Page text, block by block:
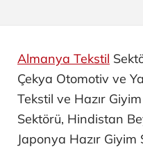
Almanya Tekstil
Çekya Otomotiv ve
Tekstil ve Hazır
Sektörü, Hindistan
Japonya Hazır